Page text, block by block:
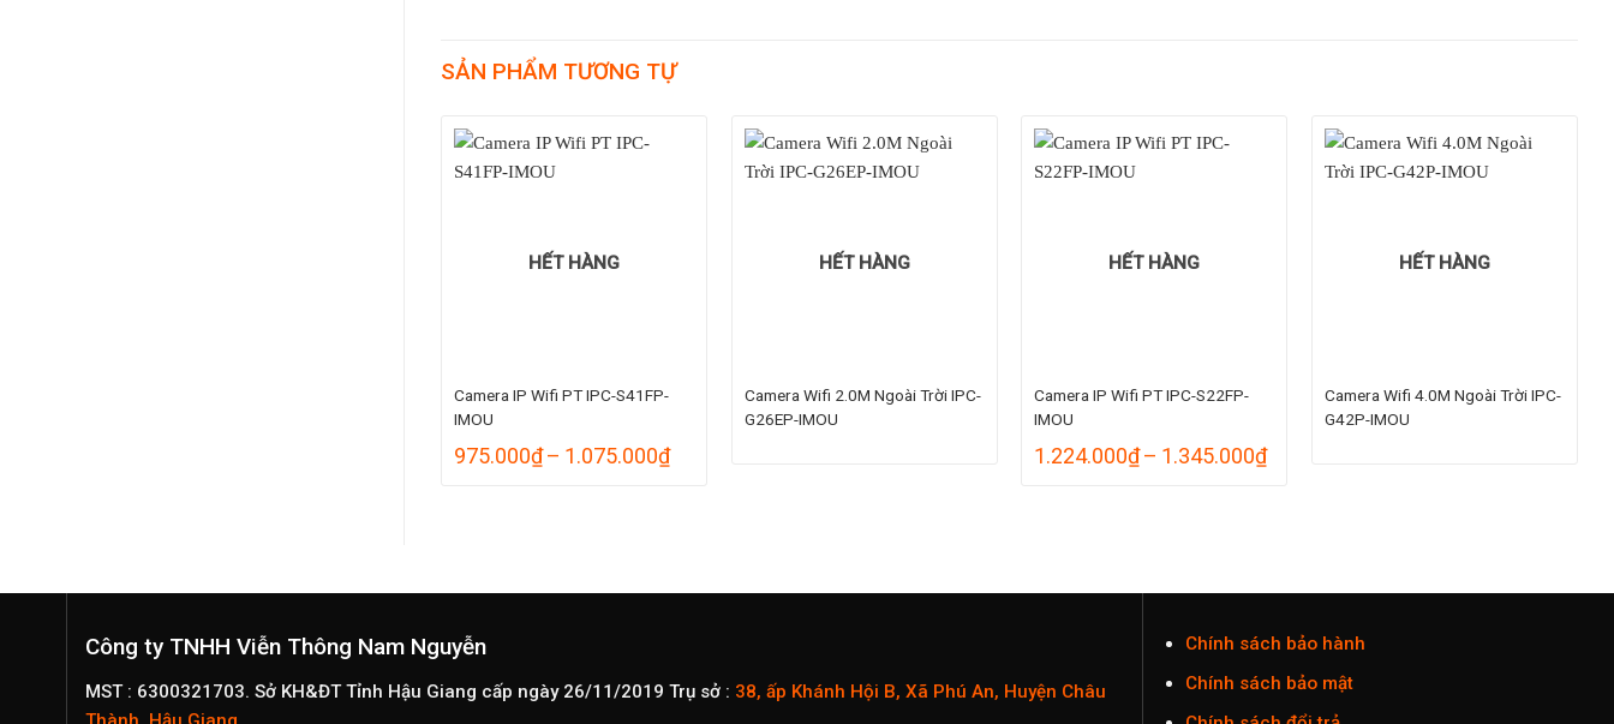
SẢN PHẨM TƯƠNG TỰ
HẾT HÀNG
Camera IP Wifi PT IPC-S41FP-
IMOU
975.000₫ – 1.075.000₫Khoảng
giá:
HẾT HÀNG
Camera Wifi 2.0M Ngoài Trời IPC-
G26EP-IMOU
HẾT HÀNG
Camera IP Wifi PT IPC-S22FP-
IMOU
1.224.000₫– 1.345.000₫Khoảng
giá:
HẾT HÀNG
Camera Wifi 4.0M Ngoài Trời IPC-
G42P-IMOU
Công ty TNHH Viễn Thông Nam Nguyễn
MST : 6300321703. Sở KH&ĐT Tỉnh Hậu Giang cấp ngày 26/11/2019 Trụ sở : 38, ấp Khánh Hội B, Xã Phú An, Huyện Châu
Chính sách bảo hành
Chính sách bảo mật